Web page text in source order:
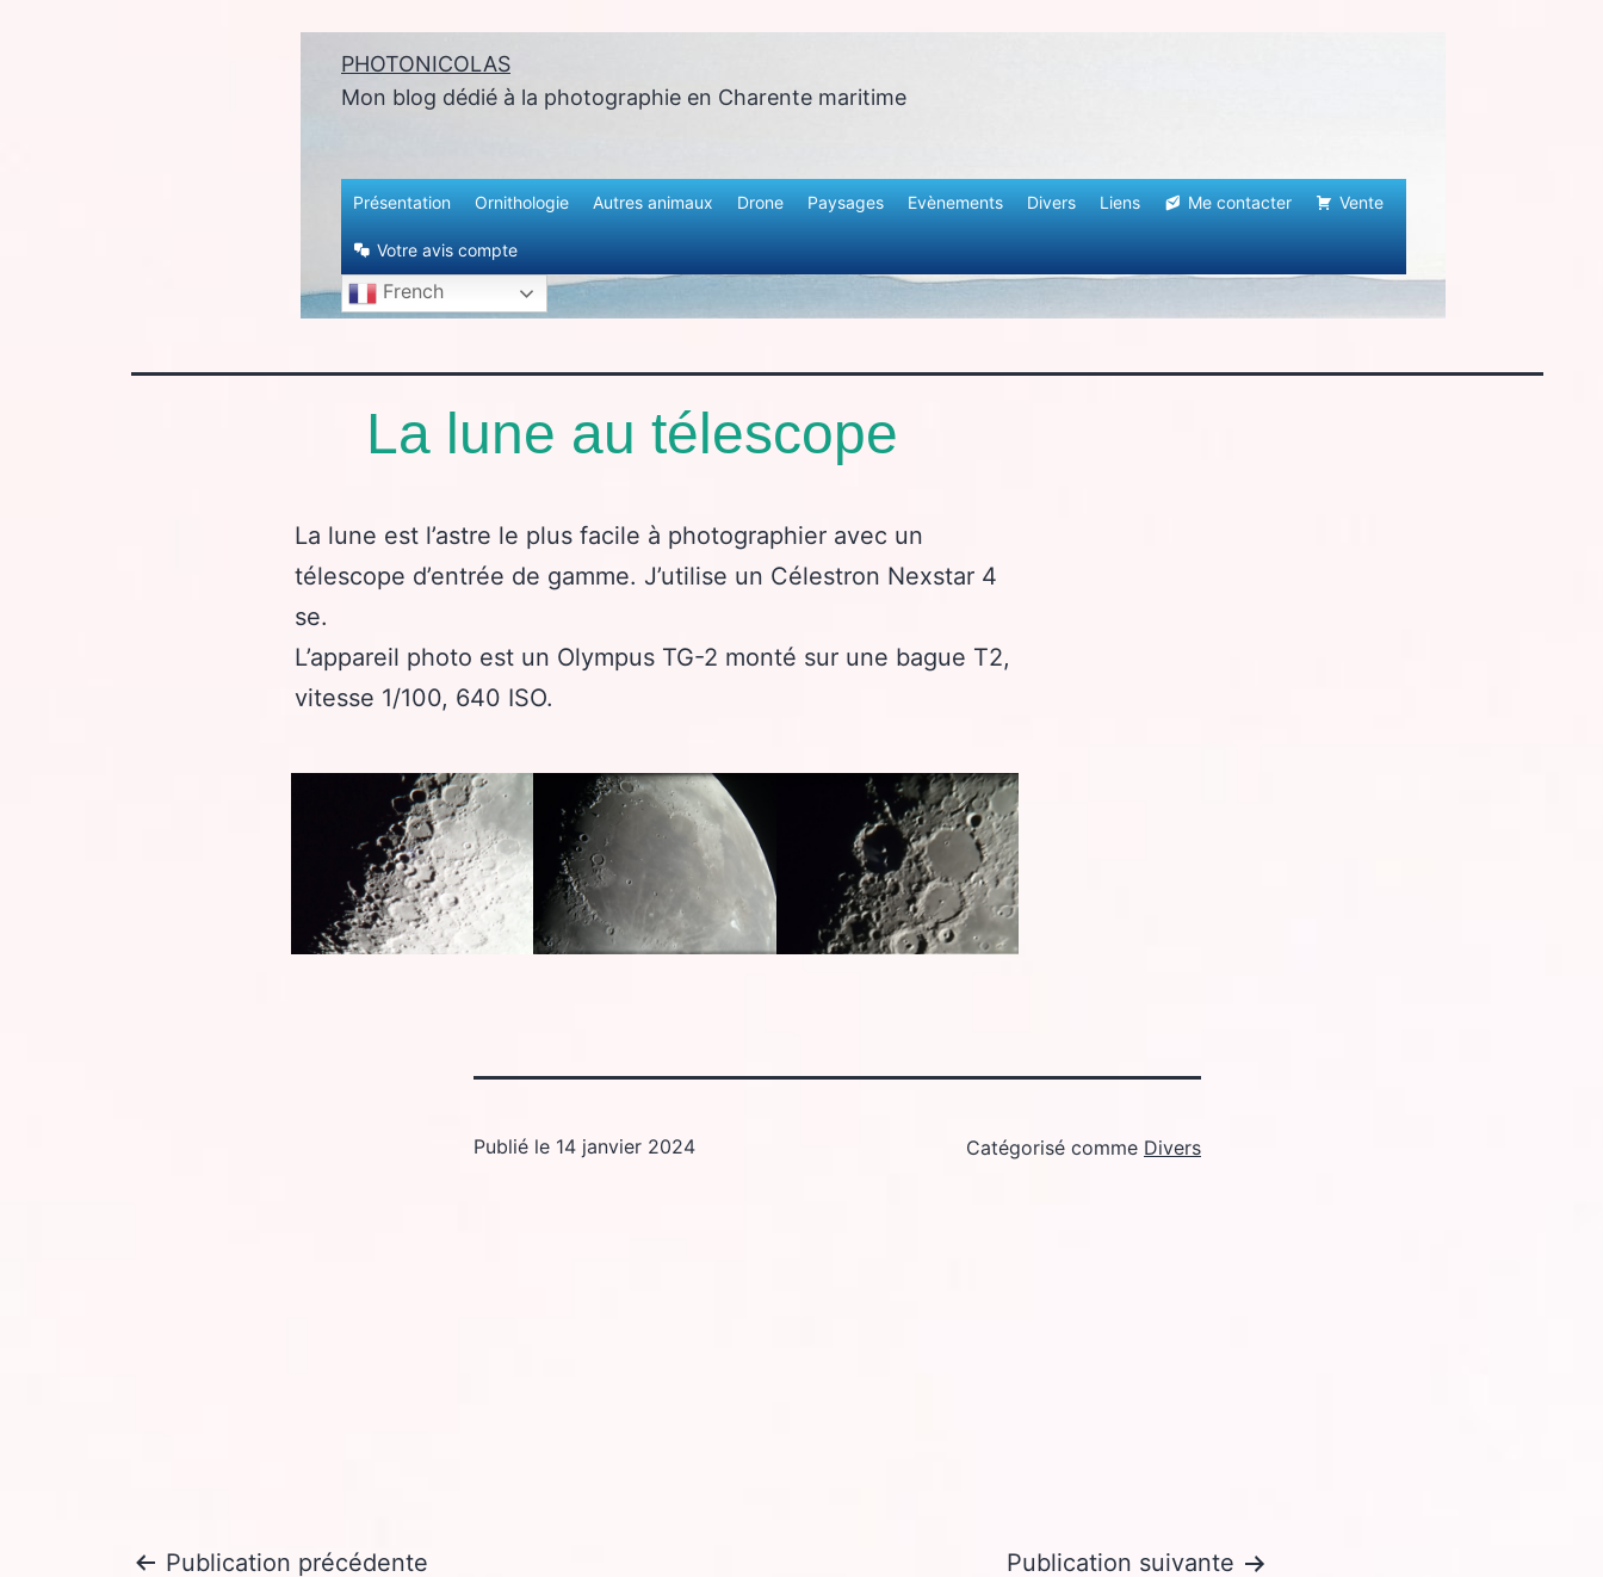
PHOTONICOLAS
Mon blog dédié à la photographie en Charente maritime
Présentation Ornithologie Autres animaux Drone Paysages Evènements Divers Liens Me contacter Vente
Votre avis compte
French
La lune au télescope
La lune est l’astre le plus facile à photographier avec un
télescope d’entrée de gamme. J’utilise un Célestron Nexstar 4
se.
L’appareil photo est un Olympus TG-2 monté sur une bague T2,
vitesse 1/100, 640 ISO.
Publié le 14 janvier 2024 Catégorisé comme Divers
Publication précédente Publication suivante